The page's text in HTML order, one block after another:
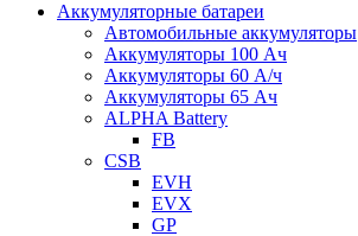
Аккумуляторные батареи
Автомобильные аккумуляторы
Аккумуляторы 100 Ач
Аккумуляторы 60 А/ч
Аккумуляторы 65 Ач
ALPHA Battery
FB
CSB
EVH
EVX
GP